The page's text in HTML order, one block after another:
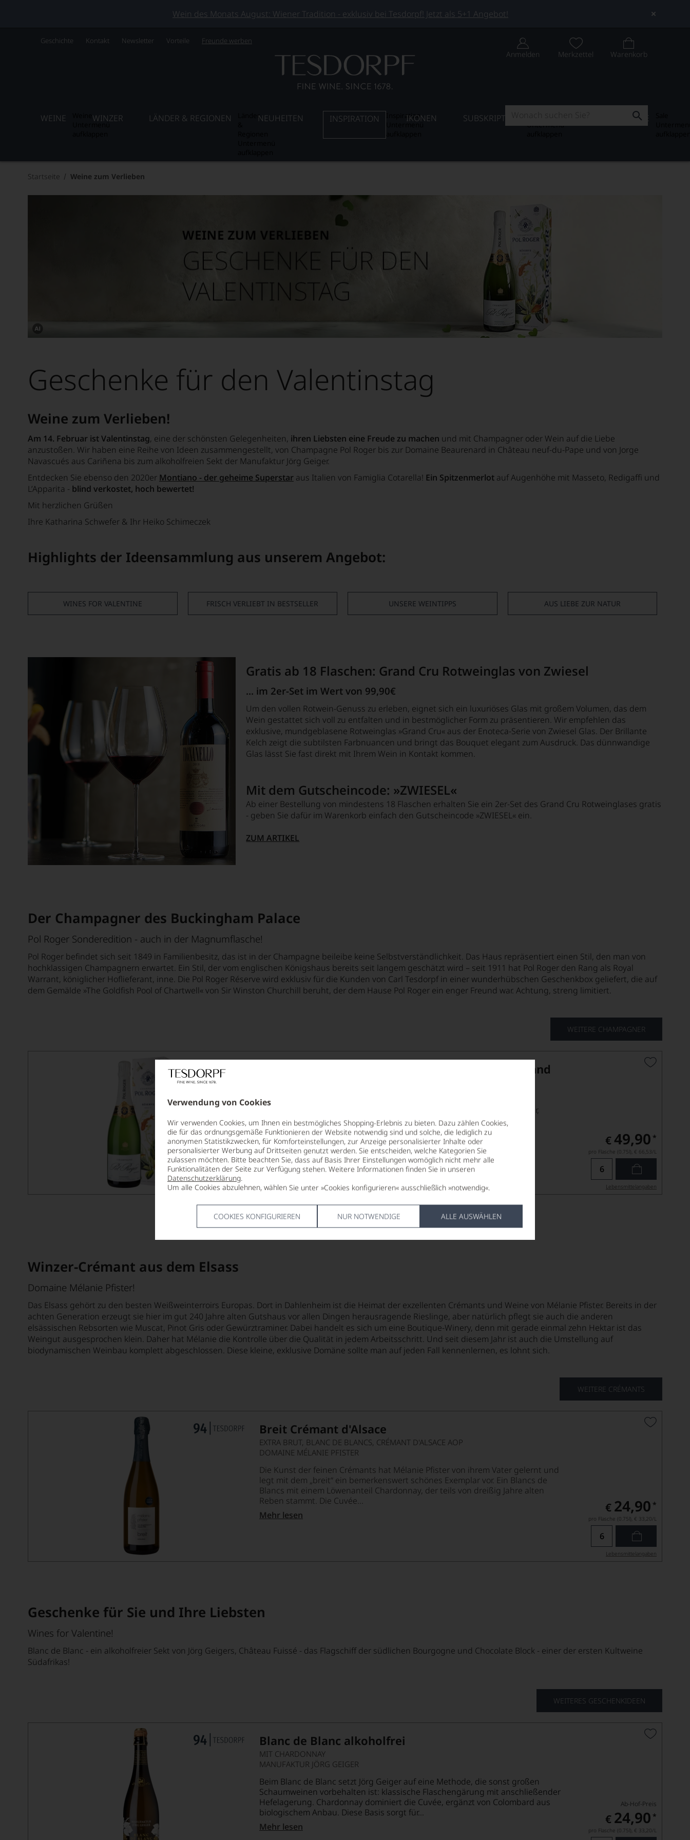
Verwendung von Cookies
Wir verwenden Cookies, um Ihnen ein bestmögliches Shopping-Erlebnis zu bieten. Dazu zählen Cookies,
die für das ordnungsgemäße Funktionieren der Website notwendig sind und solche, die lediglich zu
anonymen Statistikzwecken, für Komforteinstellungen, zur Anzeige personalisierter Inhalte oder
personalisierter Werbung auf Drittseiten genutzt werden. Sie entscheiden, welche Kategorien Sie
zulassen möchten. Bitte beachten Sie, dass auf Basis Ihrer Einstellungen womöglich nicht mehr alle
Funktionalitäten der Seite zur Verfügung stehen. Weitere Informationen finden Sie in unseren
Datenschutzerklärung.
Um alle Cookies abzulehnen, wählen Sie unter »Cookies konfigurieren« ausschließlich »notwendig«.
COOKIES KONFIGURIEREN NUR NOTWENDIGE ALLE AUSWÄHLEN
Wein des Monats August: Wiener Tradition - exklusiv bei Tesdorpf! Jetzt als 5+1 Angebot!
Geschichte Kontakt Newsletter Vorteile Freunde werben
Anmelden Merkzettel Warenkorb
WEINE WINZER LÄNDER & REGIONEN
LänderNEUHEITEN INSPIRATION
InspirationIKONEN SUBSKRIPTION
Untermenü
SALE
Startseite Weine zum Verlieben
Dieses
von
KI
verändert.
Geschenke für den Valentinstag
Weine zum Verlieben!
Am 14. Februar ist Valentinstag, eine der schönsten Gelegenheiten, ihren Liebsten eine Freude zu machen und mit Champagner oder Wein auf die Liebe
anzustoßen. Wir haben eine Reihe von Ideen zusammengestellt, von Champagne Pol Roger bis zur Domaine Beaurenard in Château neuf-du-Pape und von Jorge
Navascués aus Cariñena bis zum alkoholfreien Sekt der Manufaktur Jörg Geiger.
Entdecken Sie ebenso den 2020er Montiano - der geheime Superstar aus Italien von Famiglia Cotarella! Ein Spitzenmerlot auf Augenhöhe mit Masseto, Redigaffi und
L’Apparita - blind verkostet, hoch bewertet!
Mit herzlichen Grüßen
Ihre Katharina Schwefer & Ihr Heiko Schimeczek
Highlights der Ideensammlung aus unserem Angebot:
WINES FOR VALENTINE FRISCH VERLIEBT IN BESTSELLER UNSERE WEINTIPPS AUS LIEBE ZUR NATUR
Gratis ab 18 Flaschen: Grand Cru Rotweinglas von Zwiesel
... im 2er-Set im Wert von 99,90€
Um den vollen Rotwein-Genuss zu erleben, eignet sich ein luxuriöses Glas mit großem Volumen, das dem
Wein gestattet sich voll zu entfalten und in bestmöglicher Form zu präsentieren. Wir empfehlen das
exklusive, mundgeblasene Rotweinglas »Grand Cru« aus der Enoteca-Serie von Zwiesel Glas. Der Brillante
Kelch zeigt die subtilsten Farbnuancen und bringt das Bouquet elegant zum Ausdruck. Das dünnwandige
Glas lässt Sie fast direkt mit Ihrem Wein in Kontakt kommen.
Mit dem Gutscheincode: »ZWIESEL«
Ab einer Bestellung von mindestens 18 Flaschen erhalten Sie ein 2er-Set des Grand Cru Rotweinglases gratis
- geben Sie dafür im Warenkorb einfach den Gutscheincode »ZWIESEL« ein.
ZUM ARTIKEL
Der Champagner des Buckingham Palace
Pol Roger Sonderedition - auch in der Magnumflasche!
Pol Roger befindet sich seit 1849 in Familienbesitz, das ist in der Champagne beileibe keine Selbstverständlichkeit. Das Haus repräsentiert einen Stil, den man von
hochklassigen Champagnern erwartet. Ein Stil, der vom englischen Königshaus bereits seit langem geschätzt wird – seit 1911 hat Pol Roger den Rang als Royal
Warrant, königlicher Hoflieferant, inne. Die Pol Roger Réserve wird exklusiv für die Kunden von Carl Tesdorpf in einer wunderhübschen Geschenkbox geliefert, die auf
dem Gemälde »The Goldfish Pool of Chartwell« von Sir Winston Churchill beruht, der dem Hause Pol Roger ein enger Freund war. Achtung, streng limitiert.
Champagne Pol Roger Réserve Ltd. Edition Pentland
Dieser Brut verkörpert den »Spirit« des exklusiven Hauses – ein kraftvoller,
komplexer Champagner und eine Köstlichkeit für all jene, die gerade im
Champagner auch den Wein suchen. Aromen von weißen Blüten,
Zitronenschalen und Brioche in der Nase, am Gaumen schön...
Mehr lesen
€ 49,90 *
pro Flasche (0.75l), € 66,53/L
Lebensmittel­angaben
WEITERE CHAMPAGNER
Winzer-Crémant aus dem Elsass
Domaine Mélanie Pfister!
Das Elsass gehört zu den besten Weißweinterroirs Europas. Dort in Dahlenheim ist die Heimat der exzellenten Crémants und Weine von Mélanie Pfister. Bereits in der
achten Generation erzeugt sie hier im gut 240 Jahre alten Gutshaus vor allen Dingen herausragende Rieslinge, aber natürlich pflegt sie auch die anderen
elsässischen Rebsorten wie Muscat, Pinot Gris oder Gewürztraminer. Dabei handelt es sich um eine Boutique-Winery, denn mit gerade einmal zehn Hektar ist das
Weingut ausgesprochen klein. Daher hat Mélanie die Kontrolle über die Qualität in jedem Arbeitsschritt. Und seit diesem Jahr ist auch die Umstellung auf
biodynamischen Weinbau komplett abgeschlossen. Diese kleine, exklusive Domäne sollte man auf jeden Fall kennenlernen, es lohnt sich.
Breit Crémant d'Alsace
EXTRA BRUT, BLANC DE BLANCS, CRÉMANT D'ALSACE AOP
DOMAINE MÉLANIE PFISTER
Die Kunst der feinen Crémants hat Mélanie Pfister von ihrem Vater gelernt und
legt mit dem „breit“ ein bemerkenswert schönes Exemplar vor. Ein Blancs de
Blancs mit einem Löwenanteil Chardonnay, der teils von dreißig Jahre alten
Reben stammt. Die Cuvée...
Mehr lesen
€ 24,90 *
pro Flasche (0.75l), € 33,20/L
Lebensmittel­angaben
WEITERE CRÉMANTS
Geschenke für Sie und Ihre Liebsten
Wines for Valentine!
Blanc de Blanc - ein alkoholfreier Sekt von Jörg Geigers, Château Fuissé - das Flagschiff der südlichen Bourgogne und Chocolate Block - einer der ersten Kultweine
Südafrikas!
WEITERES GESCHENKIDEEN
Blanc de Blanc alkoholfrei
MIT CHARDONNAY
MANUFAKTUR JÖRG GEIGER
Beim Blanc de Blanc setzt Jörg Geiger auf eine Methode, die sonst großen
Schaumweinen vorbehalten ist: klassische Flaschengärung mit anschließender
Hefelagerung. Chardonnay dominiert die Cuvée, ergänzt von Colombard aus
biologischem Anbau. Diese Basis sorgt für...
Mehr lesen
Ab-Hof-Preis
€ 24,90 *
pro Flasche (0.75l), € 33,20/L